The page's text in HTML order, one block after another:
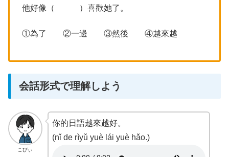
他好像（ ）喜歡她了。
①為了 ②一邊 ③然後 ④越來越
会話形式で理解しよう
こびぃ
你的日語越來越好。
(nǐ de rìyǔ yuè lái yuè hǎo.)